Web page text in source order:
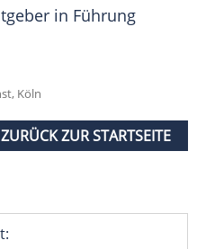
in Führung
Köln
ZURÜCK ZUR STARTSEITE